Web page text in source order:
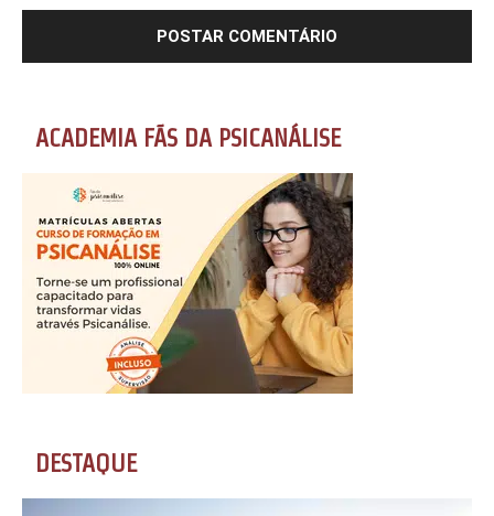
ACADEMIA FÃS DA PSICANÁLISE
DESTAQUE